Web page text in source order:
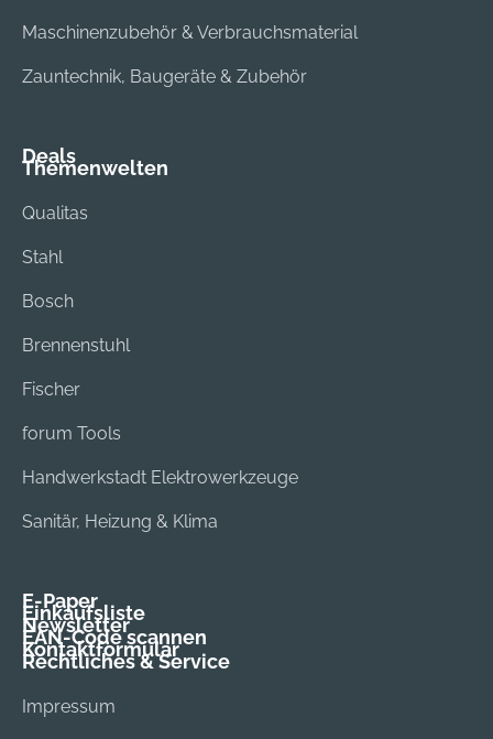
Maschinenzubehör & Verbrauchsmaterial
Zauntechnik, Baugeräte & Zubehör
Deals
Themenwelten
Qualitas
Stahl
Bosch
Brennenstuhl
Fischer
forum Tools
Handwerkstadt Elektrowerkzeuge
Sanitär, Heizung & Klima
E-Paper
Einkaufsliste
Newsletter
EAN-Code scannen
Kontaktformular
Rechtliches & Service
Impressum